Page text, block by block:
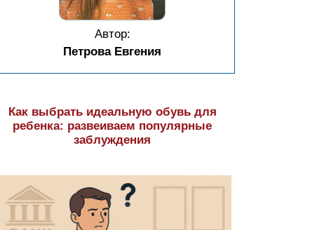
Автор:
Петрова Евгения
Как выбрать идеальную обувь для
ребенка: развеиваем популярные
заблуждения